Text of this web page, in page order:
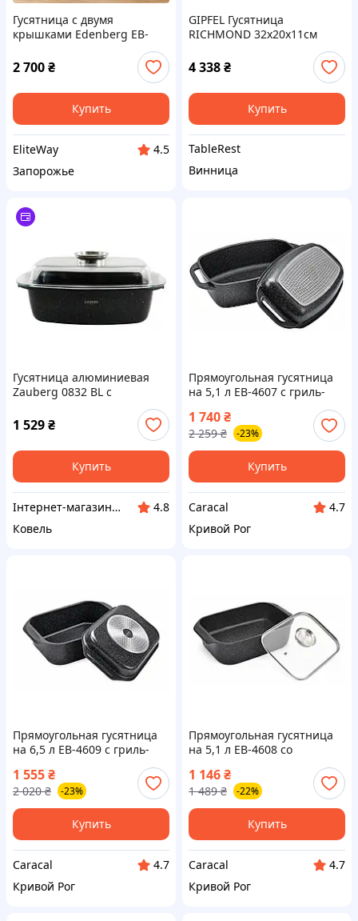
Гусятница с двумя
крышками Edenberg EB-
4613 34.5х24.5х12 см 8.5 л
черная
2 700₴
Купить
EliteWay
4.5
Запорожье
GIPFEL Гусятница
RICHMOND 32х20х11см
4 338₴
Купить
TableRest
Винница
Гусятница алюминиевая
Zauberg 0832 BL с
мраморным покрытием, 5.5
л
1 529₴
Купить
Інтернет-магазин підгузників та побутової хімії VIKI Home
4.8
Ковель
Прямоугольная гусятница
на 5,1 л EB-4607 с гриль-
жаровня 32×21×10,6 см
1 740₴
2 259 ₴ -23%
Купить
Caracal
4.7
Кривой Рог
Прямоугольная гусятница
на 6,5 л EB-4609 с гриль-
жаровня 31×22×11 см
1 555₴
2 020 ₴ -23%
Купить
Caracal
4.7
Кривой Рог
Прямоугольная гусятница
на 5,1 л EB-4608 со
32×21×10,6 см для всех
видов плит
1 146₴
1 489 ₴ -22%
Купить
Caracal
4.7
Кривой Рог